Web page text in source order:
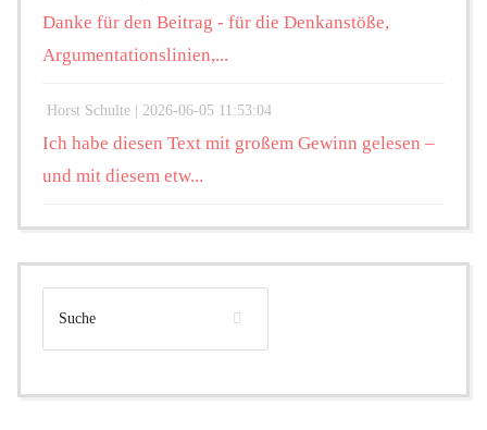
Danke für den Beitrag - für die Denkanstöße,
Argumentationslinien,...
Horst Schulte | 2026-06-05 11:53:04
Ich habe diesen Text mit großem Gewinn gelesen –
und mit diesem etw...